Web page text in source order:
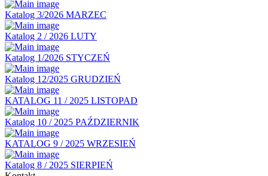
Katalog 3/2026 MARZEC
Katalog 2 / 2026 LUTY
Katalog 1/2026 STYCZEŃ
Katalog 12/2025 GRUDZIEŃ
KATALOG 11 / 2025 LISTOPAD
Katalog 10 / 2025 PAŹDZIERNIK
KATALOG 9 / 2025 WRZESIEŃ
Katalog 8 / 2025 SIERPIEŃ